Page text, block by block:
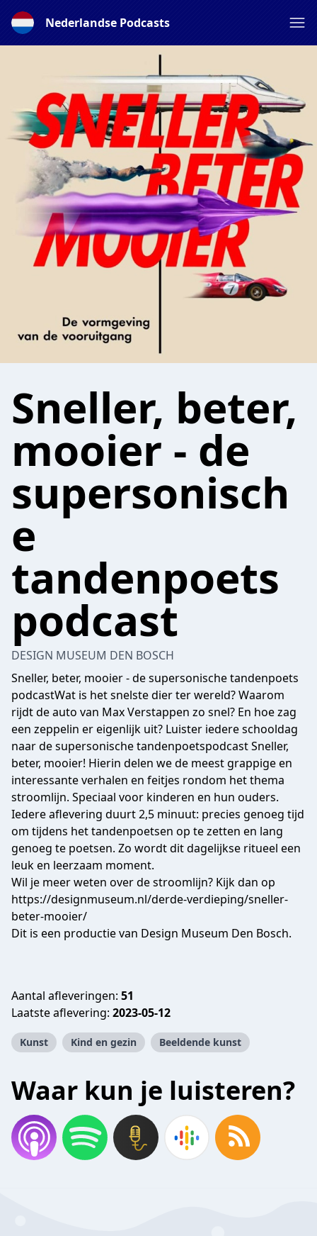
Nederlandse Podcasts
Sneller, beter,
mooier - de
supersonisch
e
tandenpoets
podcast
DESIGN MUSEUM DEN BOSCH
Sneller, beter, mooier - de supersonische tandenpoets
podcastWat is het snelste dier ter wereld? Waarom
rijdt de auto van Max Verstappen zo snel? En hoe zag
een zeppelin er eigenlijk uit? Luister iedere schooldag
naar de supersonische tandenpoetspodcast Sneller,
beter, mooier! Hierin delen we de meest grappige en
interessante verhalen en feitjes rondom het thema
stroomlijn. Speciaal voor kinderen en hun ouders.
Iedere aflevering duurt 2,5 minuut: precies genoeg tijd
om tijdens het tandenpoetsen op te zetten en lang
genoeg te poetsen. Zo wordt dit dagelijkse ritueel een
leuk en leerzaam moment.
Wil je meer weten over de stroomlijn? Kijk dan op
https://designmuseum.nl/derde-verdieping/sneller-
beter-mooier/
Dit is een productie van Design Museum Den Bosch.
Aantal afleveringen: 51
Laatste aflevering: 2023-05-12
Kunst Kind en gezin Beeldende kunst
Waar kun je luisteren?